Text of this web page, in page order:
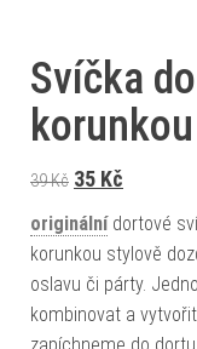
Svíčka
39Kč Původní cena
35 Kč
originálnídortové
korunkou stylově
oslavu či párty.
kombinovat a